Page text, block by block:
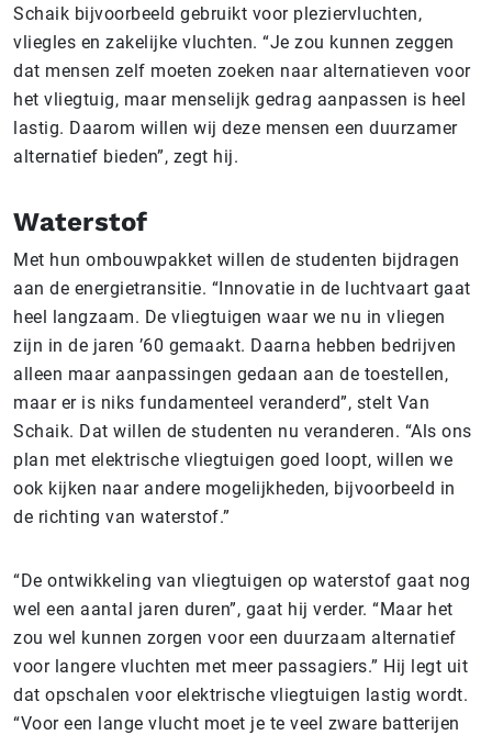
Schaik bijvoorbeeld gebruikt voor pleziervluchten,
vliegles en zakelijke vluchten. “Je zou kunnen zeggen
dat mensen zelf moeten zoeken naar alternatieven voor
het vliegtuig, maar menselijk gedrag aanpassen is heel
lastig. Daarom willen wij deze mensen een duurzamer
alternatief bieden”, zegt hij.
Waterstof
Met hun ombouwpakket willen de studenten bijdragen
aan de energietransitie. “Innovatie in de luchtvaart gaat
heel langzaam. De vliegtuigen waar we nu in vliegen
zijn in de jaren ’60 gemaakt. Daarna hebben bedrijven
alleen maar aanpassingen gedaan aan de toestellen,
maar er is niks fundamenteel veranderd”, stelt Van
Schaik. Dat willen de studenten nu veranderen. “Als ons
plan met elektrische vliegtuigen goed loopt, willen we
ook kijken naar andere mogelijkheden, bijvoorbeeld in
de richting van waterstof.”
“De ontwikkeling van vliegtuigen op waterstof gaat nog
wel een aantal jaren duren”, gaat hij verder. “Maar het
zou wel kunnen zorgen voor een duurzaam alternatief
voor langere vluchten met meer passagiers.” Hij legt uit
dat opschalen voor elektrische vliegtuigen lastig wordt.
“Voor een lange vlucht moet je te veel zware batterijen